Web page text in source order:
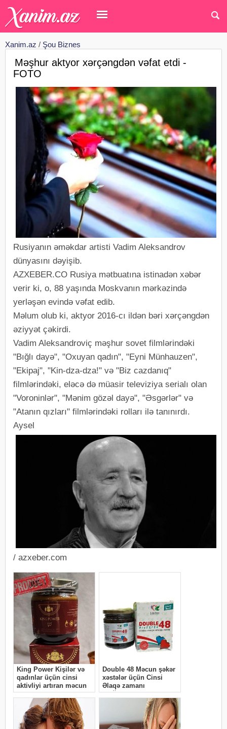
Xanim.az / Şou Biznes
Məşhur aktyor xərçəngdən vəfat etdi -
FOTO
Rusiyanın əməkdar artisti Vadim Aleksandrov
dünyasını dəyişib.
AZXEBER.CO Rusiya mətbuatına istinadən xəbər
verir ki, o, 88 yaşında Moskvanın mərkəzində
yerləşən evində vəfat edib.
Məlum olub ki, aktyor 2016-cı ildən bəri xərçəngdən
əziyyət çəkirdi.
Vadim Aleksandroviç məşhur sovet filmlərindəki
"Bığlı dayə", "Oxuyan qadın", "Eyni Münhauzen",
"Ekipaj", "Kin-dza-dza!" və "Biz cazdanıq"
filmlərindəki, eləcə də müasir televiziya serialı olan
"Voroninlər", "Mənim gözəl dayə", "Əsgərlər" və
"Atanın qızları" filmlərindəki rolları ilə tanınırdı.
Aysel
/ azxeber.com